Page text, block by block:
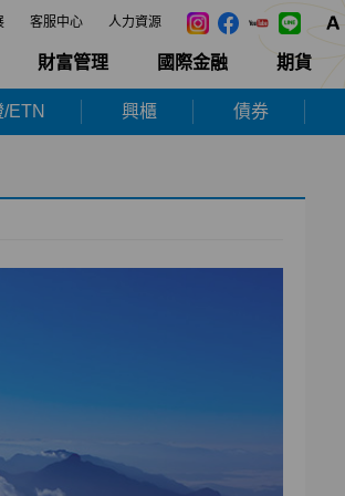
客服中心 人力資源
財富管理 國際金融 期貨
ETN 興櫃 債券